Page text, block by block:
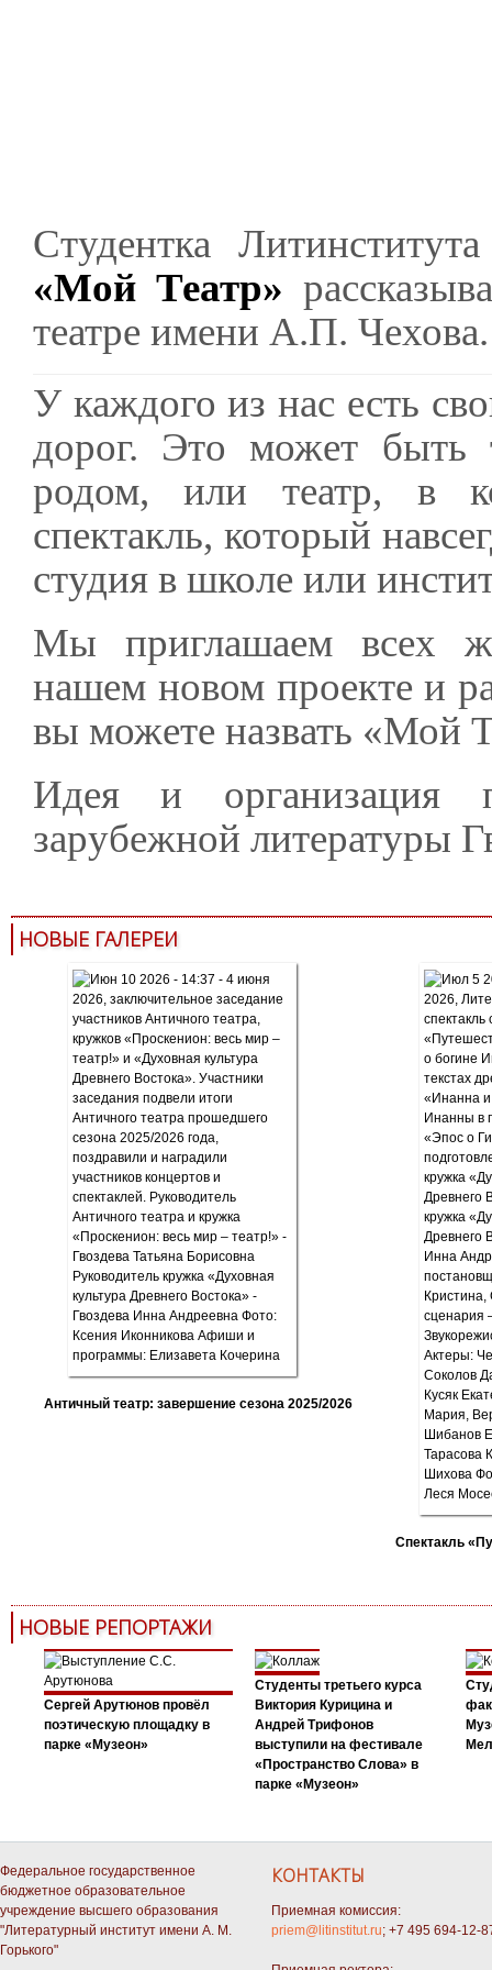
Студентка
«Мой Театр»
театре имени А.П. Чехова.
У каждого из нас есть
дорог. Это может быть
родом, или театр, в
спектакль, который
студия в школе или
Мы приглашаем всех
нашем новом проекте и
вы можете назвать «Мой
Идея и организация
зарубежной литературы
НОВЫЕ ГАЛЕРЕИ
Античный театр: завершение сезона 2025/2026
Спектакль
НОВЫЕ РЕПОРТАЖИ
Сергей Арутюнов провёл
поэтическую площадку в
парке «Музеон»
Студенты третьего курса
Виктория Курицина и
Андрей Трифонов
выступили на фестивале
«Пространство Слова» в
парке «Музеон»
Федеральное государственное
бюджетное образовательное
учреждение высшего образования
"Литературный институт имени А. М.
Горького"
КОНТАКТЫ
Приемная комиссия:
priem@litinstitut.ru; +7 495 694-12-